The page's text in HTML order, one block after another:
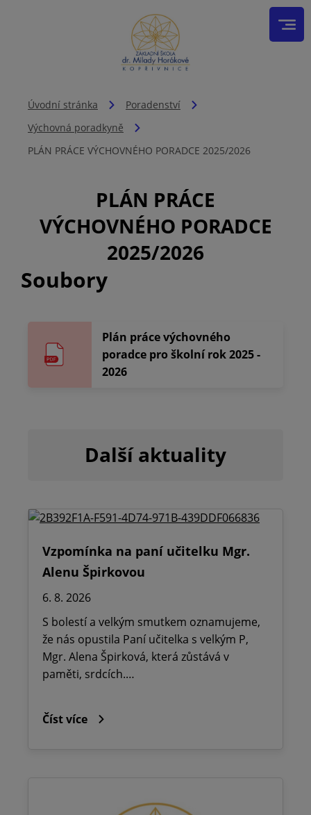
Úvodní stránka
Poradenství
Výchovná poradkyně
PLÁN PRÁCE VÝCHOVNÉHO PORADCE 2025/2026
PLÁN PRÁCE
VÝCHOVNÉHO PORADCE
2025/2026
Soubory
Plán práce výchovného
poradce pro školní rok 2025 -
2026
Další aktuality
Vzpomínka na paní učitelku Mgr.
Alenu Špirkovou
6. 8. 2026
S bolestí a velkým smutkem oznamujeme,
že nás opustila Paní učitelka s velkým P,
Mgr. Alena Špirková, která zůstává v
paměti, srdcích.…
Číst více